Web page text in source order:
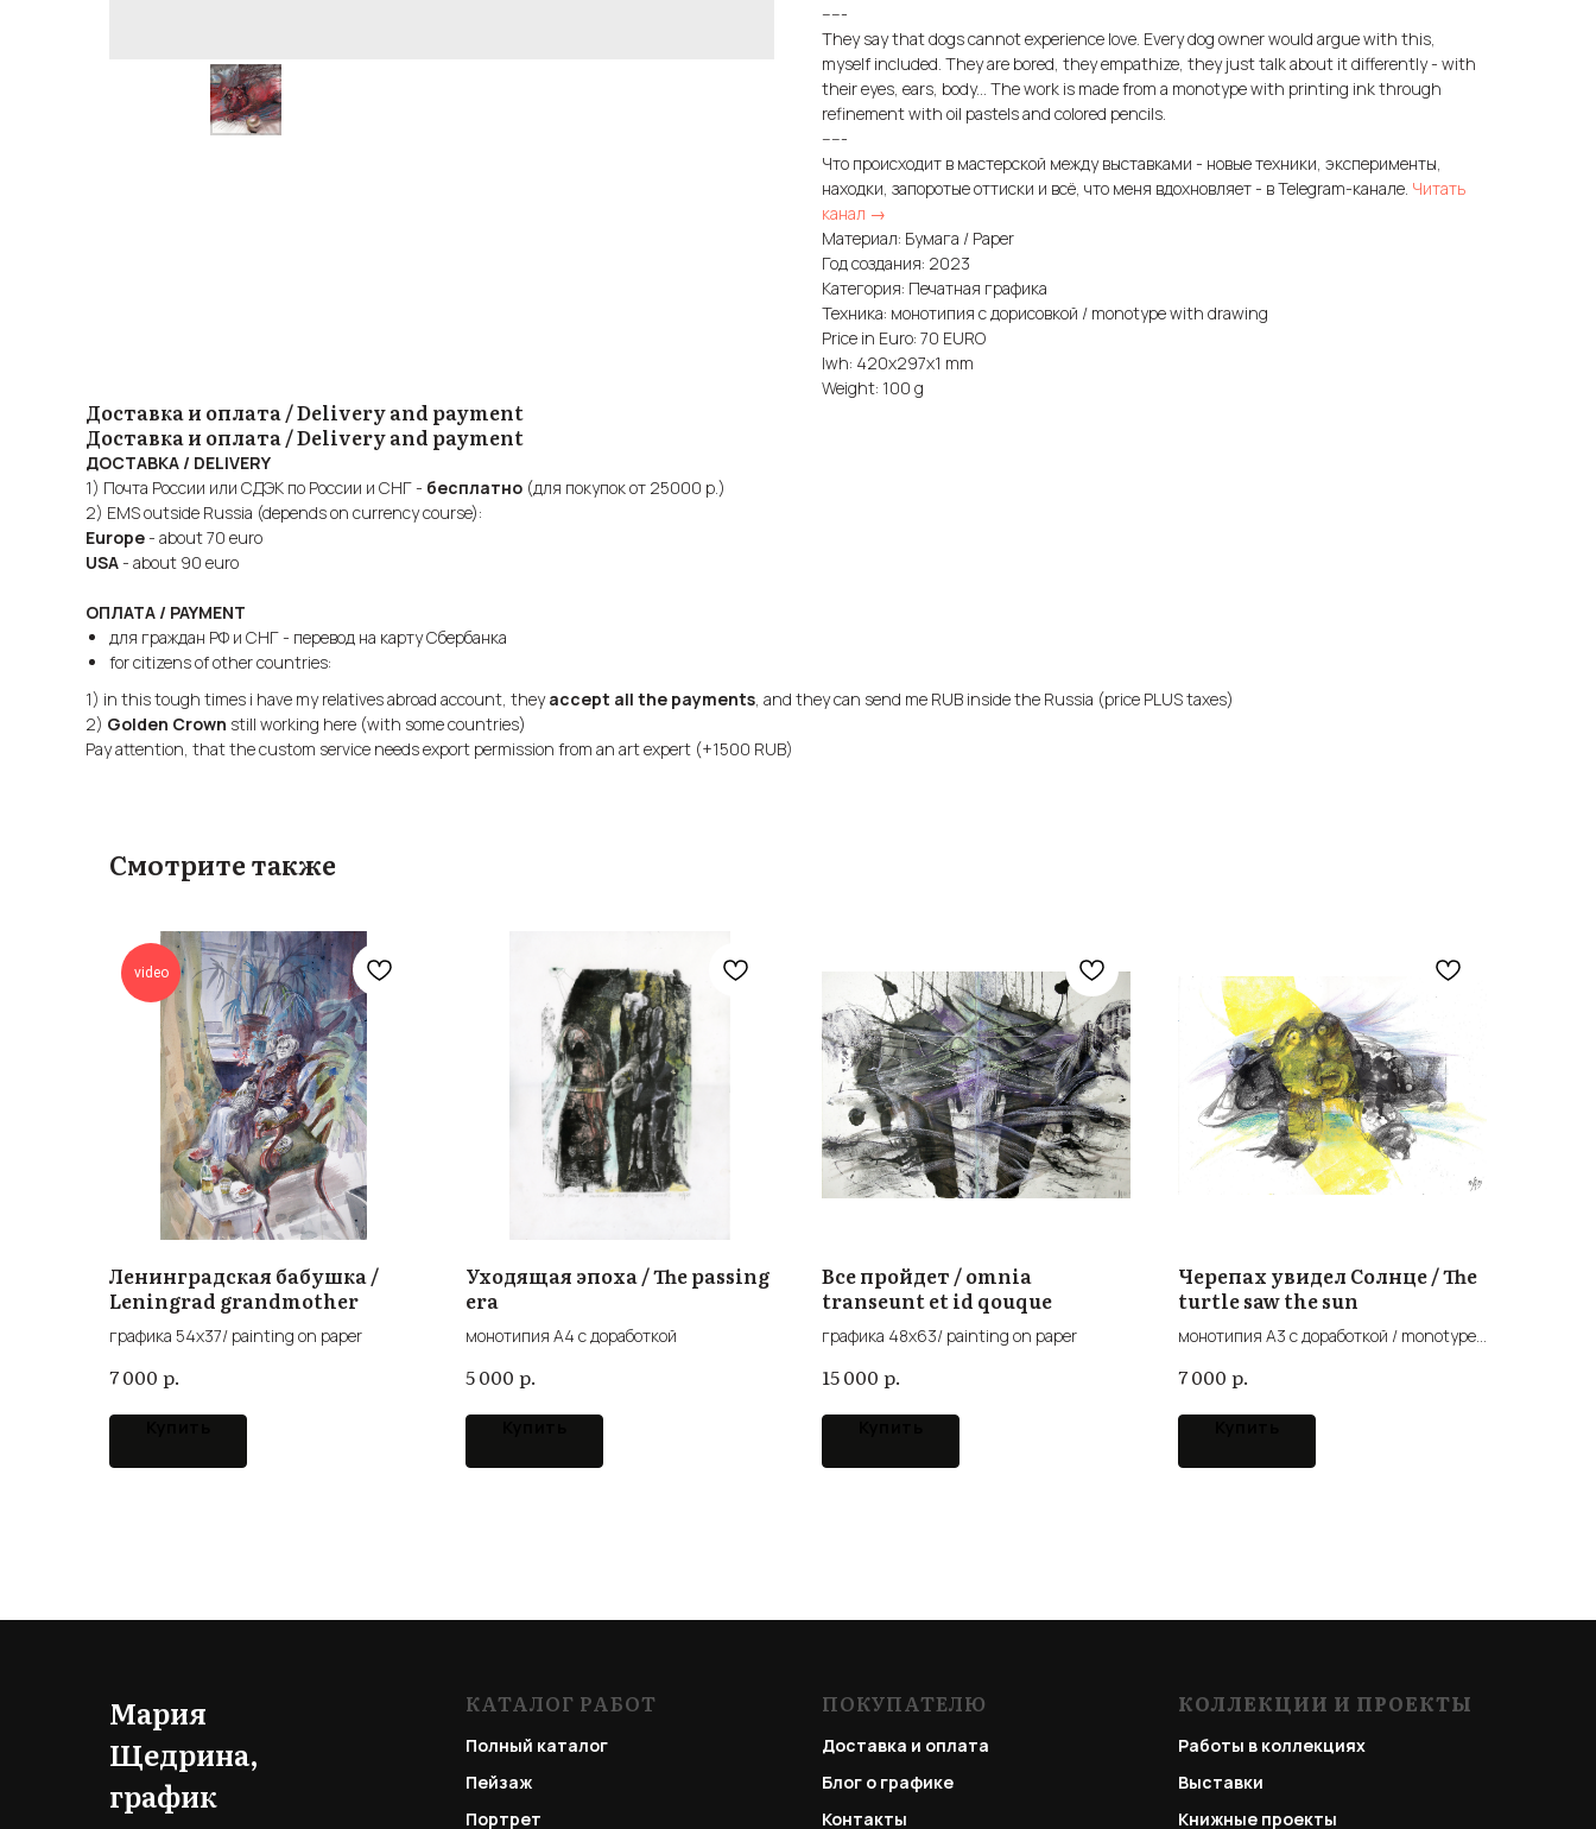
-----
They say that dogs cannot experience love. Every dog owner would argue with this,
myself included. They are bored, they empathize, they just talk about it differently - with
their eyes, ears, body... The work is made from a monotype with printing ink through
refinement with oil pastels and colored pencils.
-----
Что происходит в мастерской между выставками - новые техники, эксперименты,
находки, запоротые оттиски и всё, что меня вдохновляет - в Telegram-канале. Читать
канал →
Материал: Бумага / Paper
Год создания: 2023
Категория: Печатная графика
Техника: монотипия с дорисовкой / monotype with drawing
Price in Euro: 70 EURO
lwh: 420x297x1 mm
Weight: 100 g
Доставка и оплата / Delivery and payment
Доставка и оплата / Delivery and payment
ДОСТАВКА / DELIVERY
1) Почта России или СДЭК по России и СНГ - бесплатно (для покупок от 25000 р.)
2) EMS outside Russia (depends on currency course):
Europe- about 70 euro
USA- about 90 euro
ОПЛАТА / PAYMENT
для граждан РФ и СНГ - перевод на карту Сбербанка
for citizens of other countries:
1) in this tough times i have my relatives abroad account, theyaccept all the payments , and they can send me RUB inside the Russia (price PLUS taxes)
2) Golden Crown still working here (with some countries)
Pay attention, that the custom service needs export permission from an art expert (+1500 RUB)
Смотрите также
video
Ленинградская бабушка /
Leningrad grandmother
графика 54x37/ painting on paper
7 000 р.
Уходящая эпоха / The passing
era
монотипия А4 с доработкой
5 000 р.
Все пройдет / omnia
transeunt et id qouque
графика 48х63/ painting on paper
15 000 р.
Черепах увидел Солнце / The
turtle saw the sun
монотипия А3 с доработкой / monotype
7 000 р.
Мария
Щедрина,
график
КАТАЛОГ РАБОТ
Полный каталог
Пейзаж
Портрет
ПОКУПАТЕЛЮ
Доставка и оплата
Блог о графике
Контакты
КОЛЛЕКЦИИ И ПРОЕКТЫ
Работы в коллекциях
Выставки
Книжные проекты